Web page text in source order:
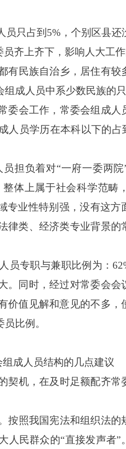
员只占到 5% ，个别区县还
齐上齐下，影响人大工作
有民族自治乡，居住有
成人员中系少数民族的
委会工作，常委会组成
人员学历在本科以下的占
员担负着对“一府一委两院
体上属于社会科学范畴
业性特别强，没有这方
律类、经济类专业背景的
员专职与兼职比例为：
。同时，经过对常委会
价值见解和意见的不多
比例。
成人员结构的几点建议
契机，在及时足额配齐
按照我国宪法和组织法的
人民群众的“直接发声者”